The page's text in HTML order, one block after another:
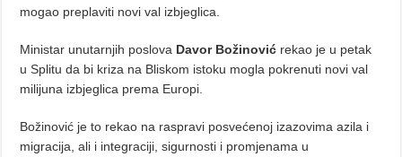
mogao preplaviti novi val izbjeglica.
Ministar unutarnjih poslova Davor Božinović rekao je u petak
u Splitu da bi kriza na Bliskom istoku mogla pokrenuti novi val
milijuna izbjeglica prema Europi.
Božinović je to rekao na raspravi posvećenoj izazovima azila i
migracija, ali i integraciji, sigurnosti i promjenama u